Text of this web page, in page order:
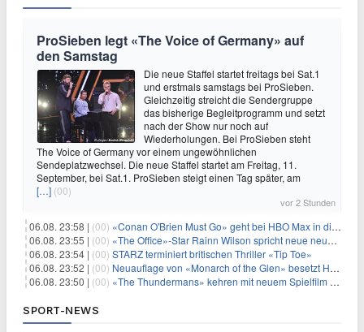
ProSieben legt «The Voice of Germany» auf
den Samstag
Die neue Staffel startet freitags bei Sat.1
und erstmals samstags bei ProSieben.
Gleichzeitig streicht die Sendergruppe
das bisherige Begleitprogramm und setzt
nach der Show nur noch auf
Wiederholungen. Bei ProSieben steht
The Voice of Germany vor einem ungewöhnlichen
Sendeplatzwechsel. Die neue Staffel startet am Freitag, 11.
September, bei Sat.1. ProSieben steigt einen Tag später, am
[…] (00)
vor 2 Stunden
06.08. 23:58 | (00) «Conan O'Brien Must Go» geht bei HBO Max in die dritte Runde
06.08. 23:55 | (00) «The Office»-Star Rainn Wilson spricht neue neuseeländische Serie «Settling»
06.08. 23:54 | (00) STARZ terminiert britischen Thriller «Tip Toe»
06.08. 23:52 | (00) Neuauflage von «Monarch of the Glen» besetzt Hauptrollen
06.08. 23:50 | (00) «The Thundermans» kehren mit neuem Spielfilm zurück
SPORT-NEWS